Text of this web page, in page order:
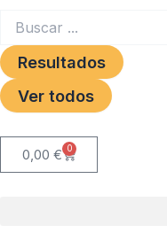
Resultados
Ver todos
0,00 € 0
Carrito